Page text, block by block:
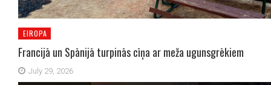
EIROPA
Francijā un Spānijā turpinās cīņa ar meža ugunsgrēkiem
July 29, 2026